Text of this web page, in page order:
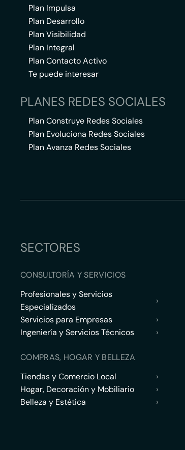
Plan Impulsa
Plan Desarrollo
Plan Visibilidad
Plan Integral
Plan Contacto Activo
Te puede interesar
PLANES REDES SOCIALES
Plan Construye Redes Sociales
Plan Evoluciona Redes Sociales
Plan Avanza Redes Sociales
SECTORES
CONSULTORÍA Y SERVICIOS
Profesionales y Servicios
Especializados
›
Servicios para Empresas
›
Ingeniería y Servicios Técnicos
›
COMPRAS, HOGAR Y BELLEZA
Tiendas y Comercio Local
›
Hogar, Decoración y Mobiliario
›
Belleza y Estética
›